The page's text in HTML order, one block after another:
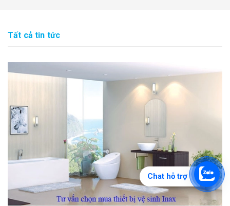
Tất cả tin tức
Chat hỗ trợ